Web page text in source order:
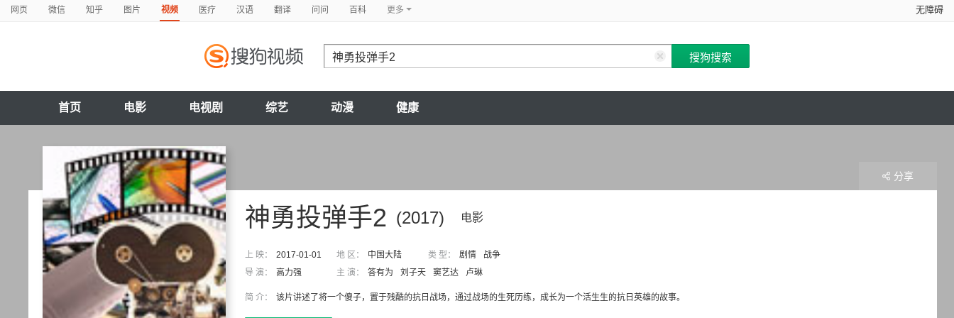
网页 微信 知乎 图片 视频 医疗 汉语 翻译 问问 百科 更多 无障碍
首页 电影 电视剧 综艺 动漫 健康
(2017) 电影
神勇投弹手2
上 映： 2017-01-01 地 区： 中国大陆 类 型： 剧情
战争
导 演：
高力强 主 演： 答有为 刘子天 窦艺达 卢琳
简 介： 该片讲述了将一个傻子，置于残酷的抗日战场，通过战场的生死历练，成长为一个活生生的抗日英雄的故事。
分享